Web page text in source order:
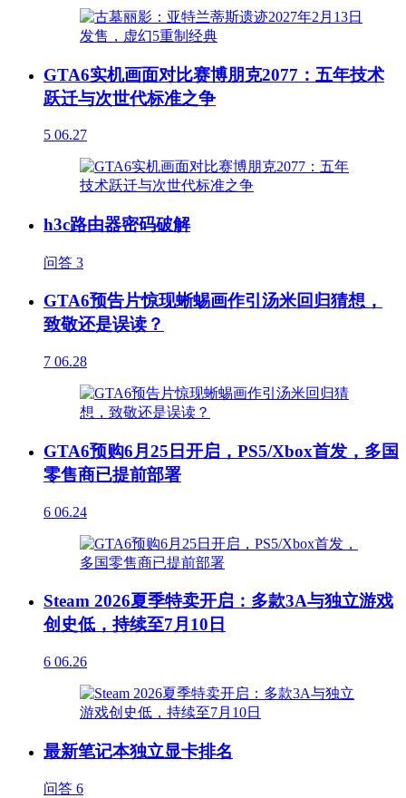
GTA6实机画面对比赛博朋克2077：五年技术
跃迁与次世代标准之争
5 06.27
h3c路由器密码破解
问答 3
GTA6预告片惊现蜥蜴画作引汤米回归猜想，
致敬还是误读？
7 06.28
GTA6预购6月25日开启，PS5/Xbox首发，多国
零售商已提前部署
6 06.24
Steam 2026夏季特卖开启：多款3A与独立游戏
创史低，持续至7月10日
6 06.26
最新笔记本独立显卡排名
问答 6